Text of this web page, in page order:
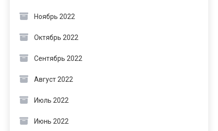
Ноябрь 2022
Октябрь 2022
Сентябрь 2022
Август 2022
Июль 2022
Июнь 2022